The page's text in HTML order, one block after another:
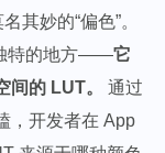
其妙的“偏色”。
特的地方——它
间的 LUT。
通过
，开发者在 App